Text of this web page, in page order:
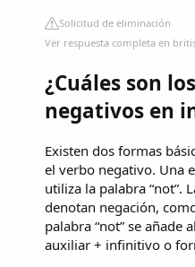
Solicitud de eliminación
Ver respuesta completa en
¿Cuáles son
negativos en
Existen dos formas
el verbo negativo. Una
utiliza la palabra “not”.
denotan negación,
palabra “not” se añade
auxiliar + infinitivo o